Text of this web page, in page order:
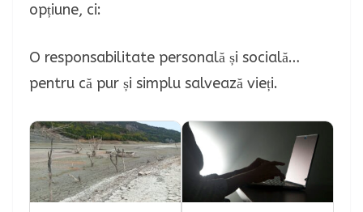
opțiune, ci:
O responsabilitate personală și socială…
pentru că pur și simplu salvează vieți.